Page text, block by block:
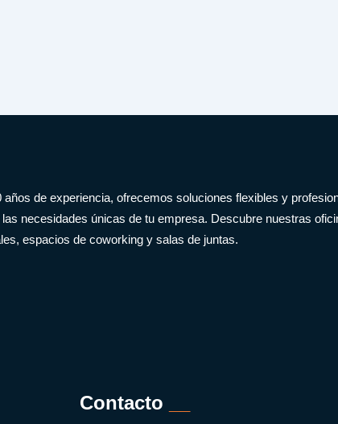
años de experiencia, ofrecemos soluciones flexibles y
necesidades únicas de tu empresa. Descubre nuestras
espacios de coworking y salas de juntas.
Contacto